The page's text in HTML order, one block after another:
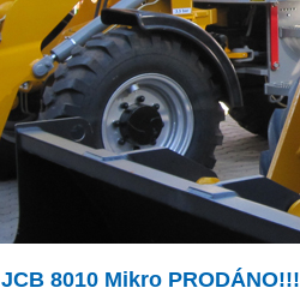
JCB 8010 Mikro PRODÁNO!!!